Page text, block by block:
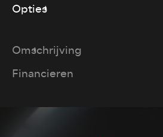
Opties
Omschrijving
Financieren